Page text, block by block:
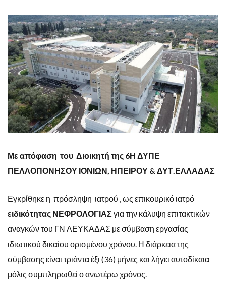
Με απόφαση του Διοικητή της 6Η ΔΥΠΕ
ΠΕΛΛΟΠΟΝΗΣΟΥ ΙΟΝΙΩΝ, ΗΠΕΙΡΟΥ & ΔΥΤ.ΕΛΛΑΔΑΣ
Εγκρίθηκε η πρόσληψη ιατρού , ως επικουρικό ιατρό
ειδικότητας ΝΕΦΡΟΛΟΓΙΑΣ για την κάλυψη επιτακτικών
αναγκών του ΓΝ ΛΕΥΚΑΔΑΣ με σύμβαση εργασίας
ιδιωτικού δικαίου ορισμένου χρόνου. Η διάρκεια της
σύμβασης είναι τριάντα έξι (36) μήνες και λήγει αυτοδίκαια
μόλις συμπληρωθεί ο ανωτέρω χρόνος.